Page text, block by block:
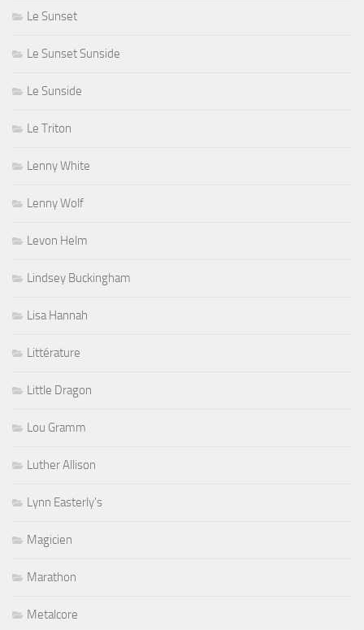
Le Sunset
Le Sunset Sunside
Le Sunside
Le Triton
Lenny White
Lenny Wolf
Levon Helm
Lindsey Buckingham
Lisa Hannah
Littérature
Little Dragon
Lou Gramm
Luther Allison
Lynn Easterly's
Magicien
Marathon
Metalcore